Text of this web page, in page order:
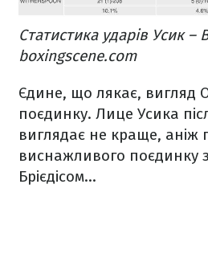
Статистика ударів Усик –
boxingscene.com
Єдине, що лякає, вигляд
поєдинку. Лице Усика
виглядає не краще, аніж
виснажливого поєдинку
Брієдісом…